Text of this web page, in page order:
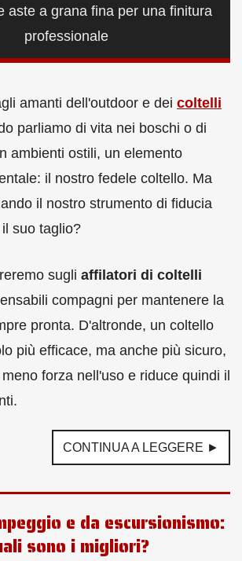
aste a grana fina per una finitura
professionale
amanti dell'outdoor e dei coltelli
parliamo di vita nei boschi o di
ambienti ostili, un elemento
il nostro fedele coltello. Ma
il nostro strumento di fiducia
suo taglio?
sugli affilatori di coltelli
compagni per mantenere la
pronta. D'altronde, un coltello
più efficace, ma anche più sicuro,
forza nell'uso e riduce quindi il
CONTINUA A LEGGERE ►
e da escursionismo:
sono i migliori?